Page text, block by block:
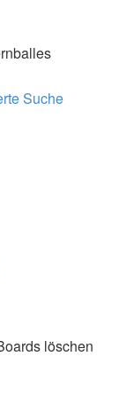
Suche
löschen